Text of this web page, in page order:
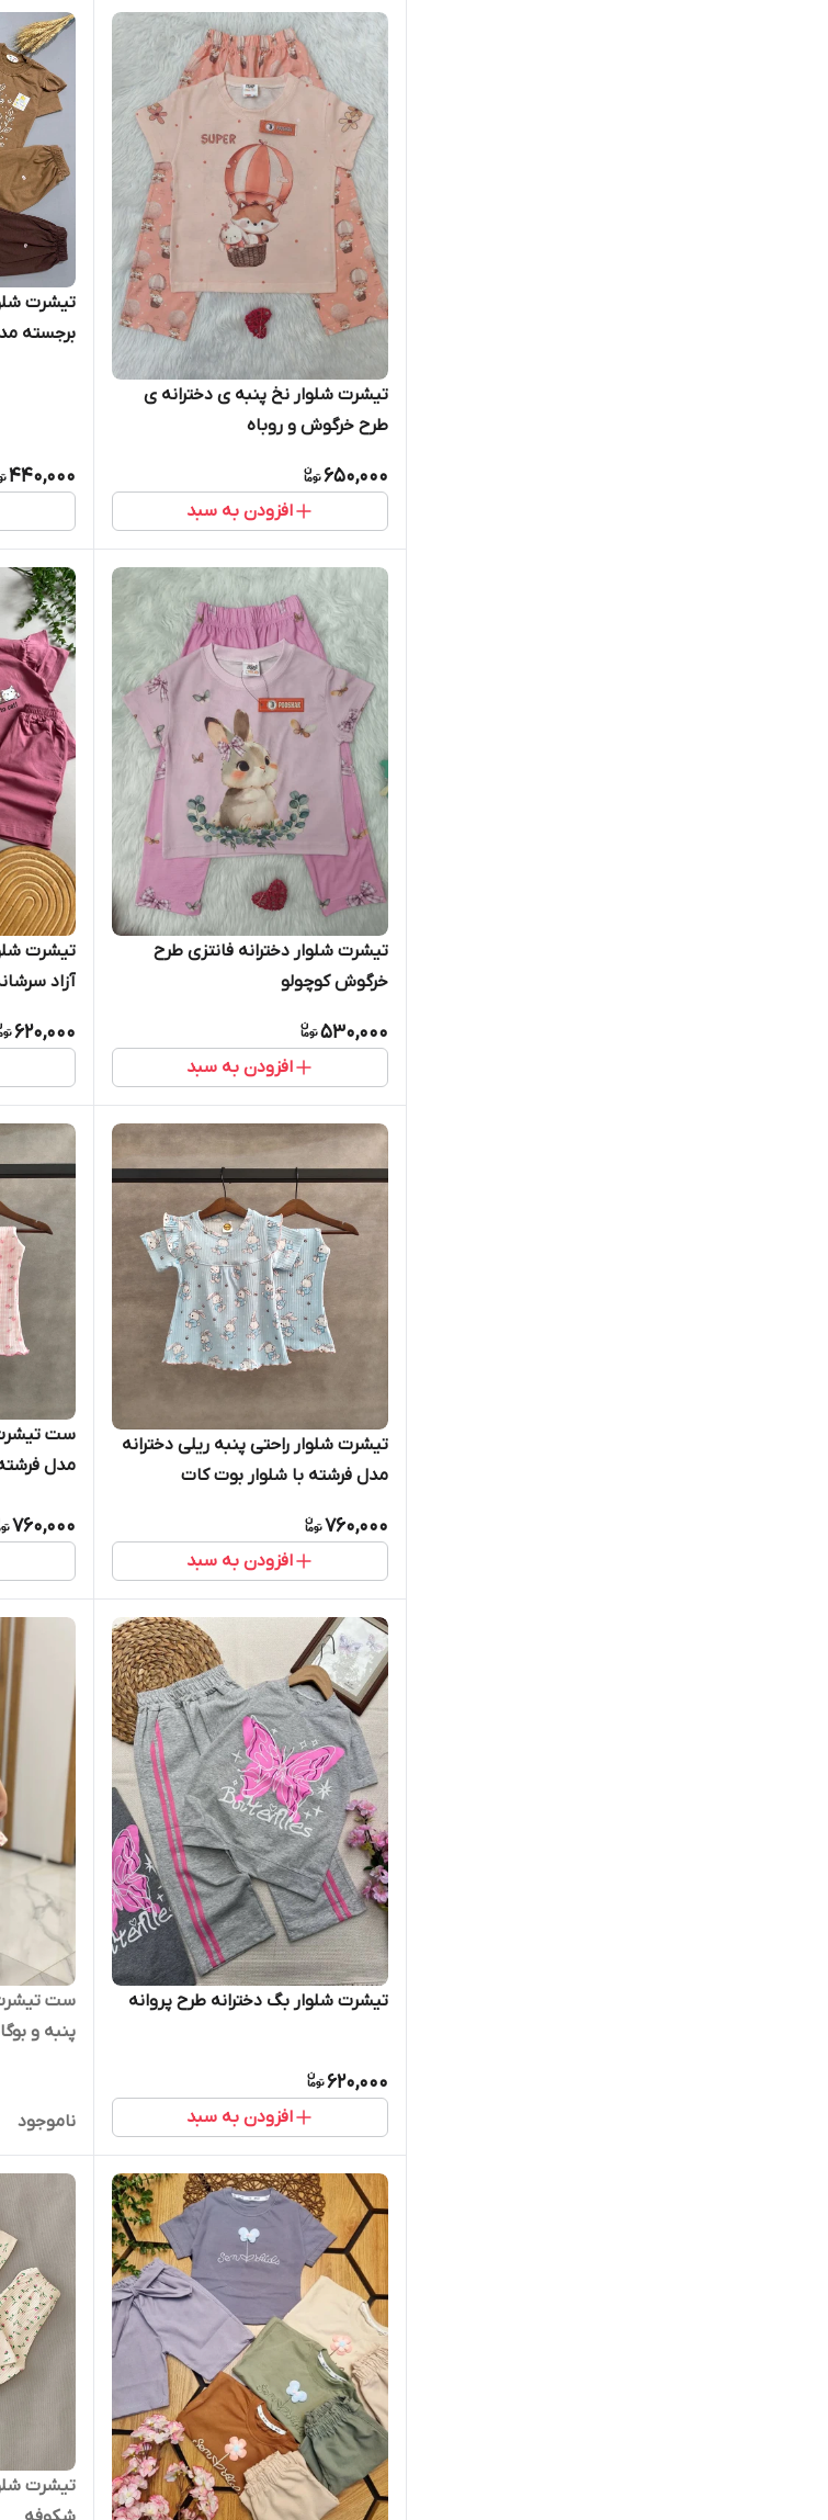
تیشرت شلوار نخ پنبه ی دخترانه ی
طرح خرگوش و روباه
650,000
افزودن به سبد
تیشرت
برجسته
440,000
تیشرت شلوار دخترانه فانتزی طرح
خرگوش کوچولو
530,000
افزودن به سبد
تیشرت
آزاد
620,000
تیشرت شلوار راحتی پنبه ریلی دخترانه
مدل فرشته با شلوار بوت کات
760,000
افزودن به سبد
ست تیشرت
مدل
760,000
تیشرت شلوار بگ دخترانه طرح پروانه
620,000
افزودن به سبد
ست تیشرت
پنبه و
ناموجود
تیشرت